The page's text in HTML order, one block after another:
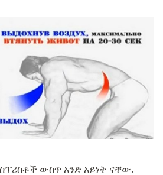
ውስጥ አንድ አይነት ናቸው.